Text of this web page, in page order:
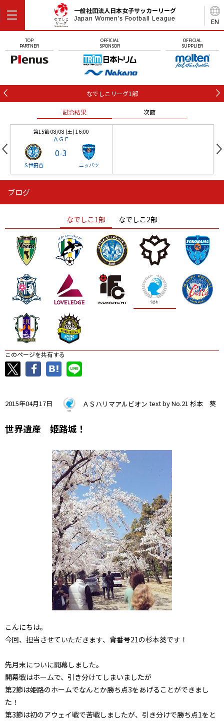
EN
一般社団法人日本女子サッカーリーグ
Japan Women's Football League
TOP
PARTNER
OFFICIAL
SPONSOR
OFFICIAL
SUPPLIER
なでしこリーグ1部
試合結果 次節
第15節 08/08 (土) 16:00
ＡＧＦ
Ｓ世田谷
0-3
ニッパツ
ニッパツ
ニッパツ 名古屋
石人の星
静岡 愛媛Ｌ
ブログ
なでしこ1部 なでしこ2部
このページを共有する
2015年04月17日 ＡＳハリマアルビオン text by No.21 杉本 葵
世界遺産 姫路城！
こんにちは。
今回、担当させていただきます、背番号21の杉本葵です！
先月末についに開幕しました。
開幕戦はホームで、引き分けてしまいましたが
第2節は姫路のホームでなんとか勝ち点3をあげることができまし
た！
第3節は初のアウェイ戦で苦戦しましたが、引き分けで勝ち点1をと